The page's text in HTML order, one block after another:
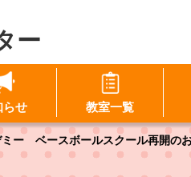
ー
らせ 教室一覧
ミー ベースボールスクール再開の
ID（メールアドレス）